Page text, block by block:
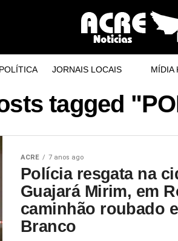
JORNAIS LOCAIS MÍDIA
tagged
ACRE 7 anos ago
Polícia resgata na
Guajará Mirim, em
caminhão roubado
Branco